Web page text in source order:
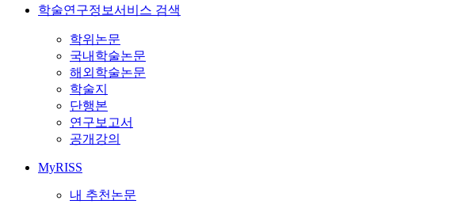
학술연구정보서비스 검색
학위논문
국내학술논문
해외학술논문
학술지
단행본
연구보고서
공개강의
MyRISS
내 추천논문